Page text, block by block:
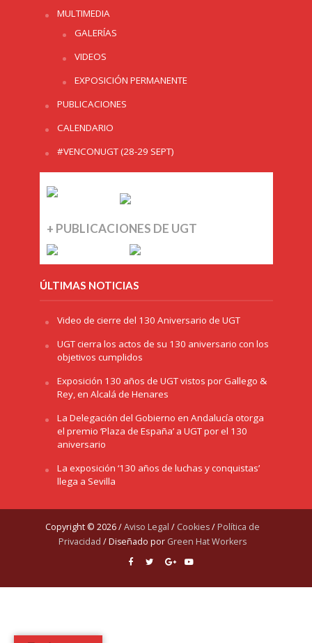
MULTIMEDIA
GALERÍAS
VIDEOS
EXPOSICIÓN PERMANENTE
PUBLICACIONES
CALENDARIO
#VENCONUGT (28-29 SEPT)
+ PUBLICACIONES DE UGT
ÚLTIMAS NOTICIAS
Video de cierre del 130 Aniversario de UGT
UGT cierra los actos de su 130 aniversario con los
objetivos cumplidos
Exposición 130 años de UGT vistos por Gallego &
Rey, en Alcalá de Henares
La Delegación del Gobierno en Andalucía otorga
el premio ‘Plaza de España’ a UGT por el 130
aniversario
La exposición ‘130 años de luchas y conquistas’
llega a Sevilla
Copyright © 2026 /Aviso Legal / Cookies/ Política de
Privacidad / Diseñado por Green Hat Workers